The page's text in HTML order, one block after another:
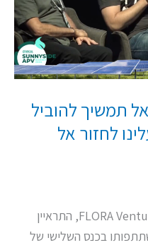
תמשיך להוביל
לחזור אל
גיל הורסקי, מייסד מנהל בקרן FLORA Ventures, התראיין
בכנס השלישי של